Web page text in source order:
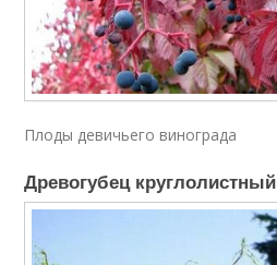
Плоды девичьего винограда
Древогубец круглолистный